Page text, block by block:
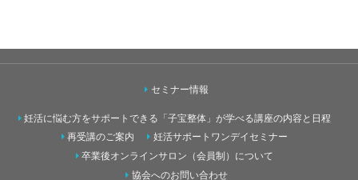
セミナー情報
妊活に悩む方をサポートできる「子宝整体」が学べる講座の内容と日程
再受講のご案内
妊活サポートワンデイセミナー
卒業後オンラインサロン（会員制）について
協会へのお問い合わせ